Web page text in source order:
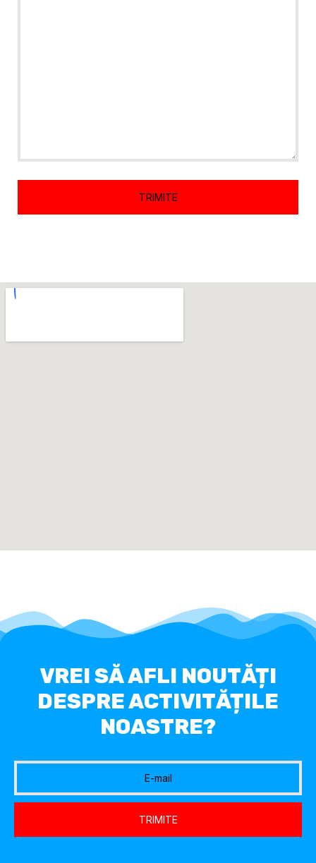
VREI SĂ AFLI NOUTĂȚI
DESPRE ACTIVITĂȚILE
NOASTRE?